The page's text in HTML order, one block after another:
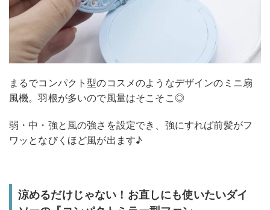
まるでコンパクト型のコスメのようなデザインのミニ扇
風機。羽根が多いので風量はそこそこ◎
弱・中・強と風の強さを設定でき、強にすれば前髪がフ
ワッとなびくほど風が出ます♪
涼めるだけじゃない！お直しにも使いたいダイ